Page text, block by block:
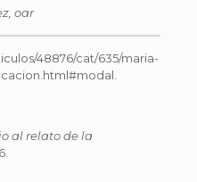
oar
48876/cat/635/maria-
al relato de la